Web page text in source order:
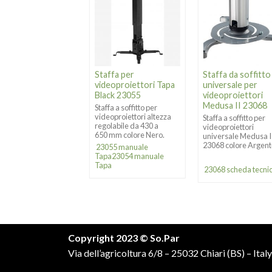
Staffa per
videoproiettori Tapa
Black 23055
Staffa a soffitto per
videoproiettori altezza
regolabile da 430 a
650 mm colore Nero.
23055 manuale
Tapa23054 manuale
Tapa
Staffa da soffitto
universale per
videoproiettori
Medusa II 23068
Staffa a soffitto per
videoproiettori
universale Medusa
23068 colore
23068 scheda
Copyright 2023 © So.Par
Via dell’agricoltura 6/8 – 25032 Chiari (BS) – Italy